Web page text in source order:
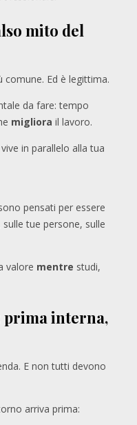
mito del
comune. Ed è legittima.
da fare: tempo
migliora il lavoro.
in parallelo alla tua
pensati per essere
tue persone, sulle
valore mentre studi,
prima interna,
E non tutti devono
arriva prima: